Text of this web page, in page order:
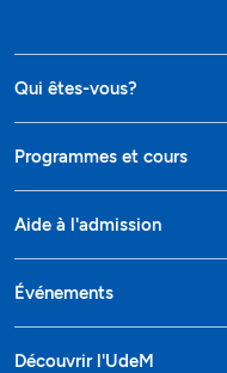
Qui êtes-vous?
Programmes et cours
Aide à l'admission
Événements
Découvrir l'UdeM